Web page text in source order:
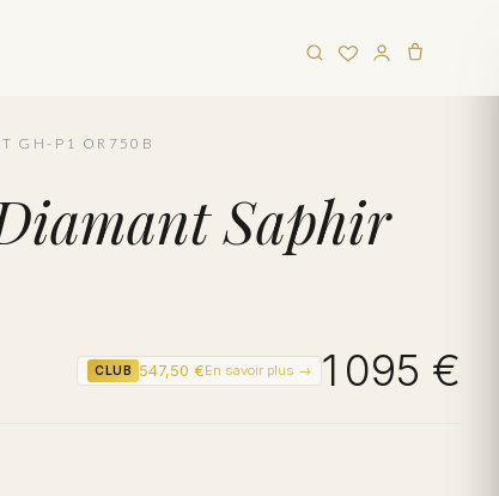
GH-P1 OR750B
Saphir
CLUB 547,50 €En savoir plus → 1 095 €